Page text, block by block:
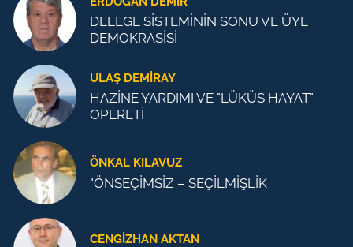
DELEGE SİSTEMİNİN SONU VE ÜYE
DEMOKRASİSİ
ULAŞ DEMİRAY
HAZİNE YARDIMI VE "LÜKÜS HAYAT"
OPERETİ
ÖNKAL KILAVUZ
"ÖNSEÇİMSİZ – SEÇİLMİŞLİK
CENGİZHAN AKTAN